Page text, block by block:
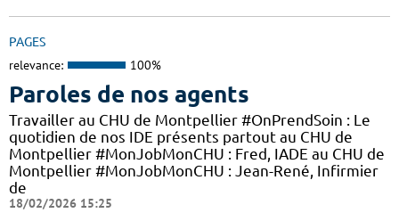
PAGES
relevance: 100%
Paroles de nos agents
Travailler au CHU de Montpellier #OnPrendSoin : Le
quotidien de nos IDE présents partout au CHU de
Montpellier #MonJobMonCHU : Fred, IADE au CHU de
Montpellier #MonJobMonCHU : Jean-René, Infirmier
de
18/02/2026 15:25